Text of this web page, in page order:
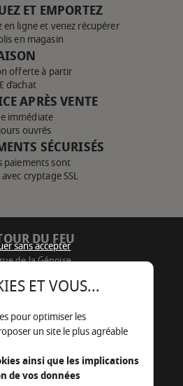
ET EMPORTEZ
en ligne et venez récupérer
en magasin
offerte à partir
d’achat
APRÈS VENTE
immédiate
ouvrés
SÉCURISÉS
paiements sont
cryptage SSL
DU FEU
de la Génoise
22 98 09
un e-mail
sans accepter
ET VOUS...
pour optimiser les
un site le plus agréable
ainsi que les implications
de vos données